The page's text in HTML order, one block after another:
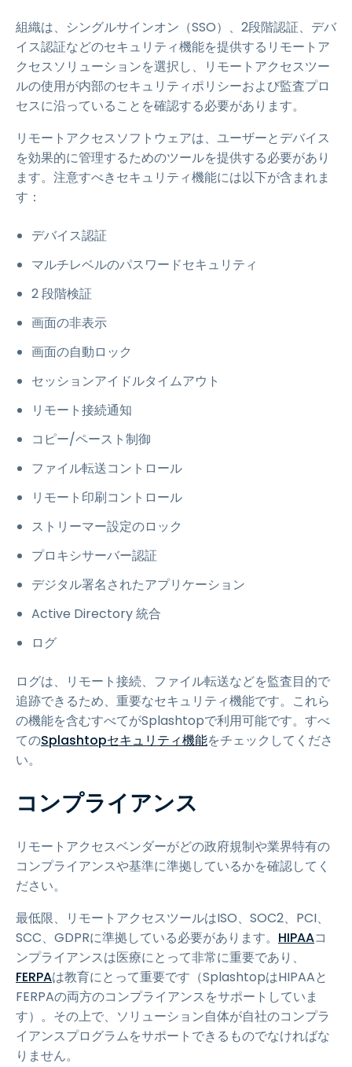
組織は、シングルサインオン（SSO）、2段階認証、デバ
イス認証などのセキュリティ機能を提供するリモートア
クセスソリューションを選択し、リモートアクセスツー
ルの使用が内部のセキュリティポリシーおよび監査プロ
セスに沿っていることを確認する必要があります。
リモートアクセスソフトウェアは、ユーザーとデバイス
を効果的に管理するためのツールを提供する必要があり
ます。注意すべきセキュリティ機能には以下が含まれま
す：
デバイス認証
マルチレベルのパスワードセキュリティ
2 段階検証
画面の非表示
画面の自動ロック
セッションアイドルタイムアウト
リモート接続通知
コピー/ペースト制御
ファイル転送コントロール
リモート印刷コントロール
ストリーマー設定のロック
プロキシサーバー認証
デジタル署名されたアプリケーション
Active Directory 統合
ログ
ログは、リモート接続、ファイル転送などを監査目的で
追跡できるため、重要なセキュリティ機能です。これら
の機能を含むすべてがSplashtopで利用可能です。すべ
てのSplashtopセキュリティ機能をチェックしてくださ
い。
コンプライアンス
リモートアクセスベンダーがどの政府規制や業界特有の
コンプライアンスや基準に準拠しているかを確認してく
ださい。
最低限、リモートアクセスツールはISO、SOC2、PCI、
SCC、GDPRに準拠している必要があります。 HIPAAコ
ンプライアンスは医療にとって非常に重要であり、
FERPAは教育にとって重要です（SplashtopはHIPAAと
FERPAの両方のコンプライアンスをサポートしていま
す）。その上で、ソリューション自体が自社のコンプラ
イアンスプログラムをサポートできるものでなければな
りません。